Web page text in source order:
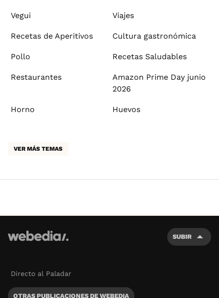
Vegui Viajes
Recetas de Aperitivos Cultura gastronómica
Pollo Recetas Saludables
Restaurantes
Amazon Prime Day junio
2026
Horno Huevos
VER MÁS TEMAS
SUBIR
Directo al Paladar
OTRAS PUBLICACIONES DE WEBEDIA